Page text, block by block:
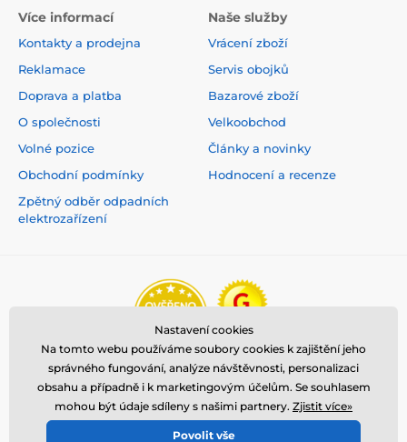
Více informací
Kontakty a prodejna
Reklamace
Doprava a platba
O společnosti
Volné pozice
Obchodní podmínky
Zpětný odběr odpadních
elektrozařízení
Naše služby
Vrácení zboží
Servis obojků
Bazarové zboží
Velkoobchod
Články a novinky
Hodnocení a recenze
© 2026 www.reedog.cz ⦁ E-shop vytvořila
Nastavení cookies
Na tomto webu používáme soubory cookies k zajištění jeho
správného fungování, analýze návštěvnosti, personalizaci
obsahu a případně i k marketingovým účelům. Se souhlasem
mohou být údaje sdíleny s našimi partnery. Zjistit více»
Povolit vše